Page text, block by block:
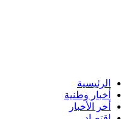
الرئيسية
أخبار وطنية
أخر الأخبار